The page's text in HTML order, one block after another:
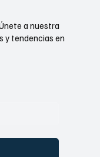
a nuestra
y tendencias en